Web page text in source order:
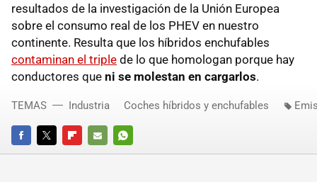
resultados de la investigación de la Unión Europea
sobre el consumo real de los PHEV en nuestro
continente. Resulta que los híbridos enchufables
contaminan el triple de lo que homologan porque hay
conductores que ni se molestan en cargarlos.
FACEBOOKTWITTERFLIPBOARD
E-
WHATSAPP
TEMAS Industria Coches híbridos y enchufables